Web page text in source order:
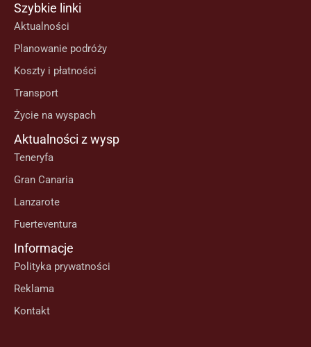
Szybkie linki
Aktualności
Planowanie podróży
Koszty i płatności
Transport
Życie na wyspach
Aktualności z wysp
Teneryfa
Gran Canaria
Lanzarote
Fuerteventura
Informacje
Polityka prywatności
Reklama
Kontakt